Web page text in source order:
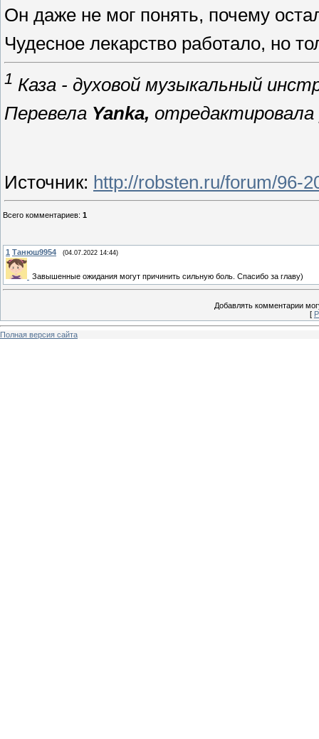
Он даже не мог понять, почему
Чудесное лекарство работало, но
1 Каза - духовой музыкальный
Перевела Yanka, отредактировала
Источник: http://robsten.ru/forum/96-
Всего комментариев: 1
1 Танюш9954 (04.07.2022 14:44)
Завышенные ожидания могут причинить сильную боль. Спасибо за главу)
Добавлять комментарии
[
Полная версия сайта